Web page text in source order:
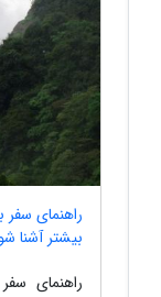
راهنمای
بیشتر آشنا
راهنمای